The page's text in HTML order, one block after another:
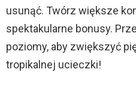
usunąć. Twórz większe
spektakularne bonusy.
poziomy, aby zwiększyć
tropikalnej ucieczki!